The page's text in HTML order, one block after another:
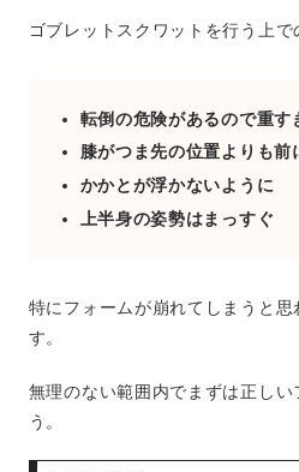
ゴブレットスクワットを行う上で
転倒の危険があるので重す
膝がつま先の位置よりも前
かかとが浮かないように
上半身の姿勢はまっすぐ
特にフォームが崩れてしまうと思
す。
無理のない範囲内でまずは正しい
う。